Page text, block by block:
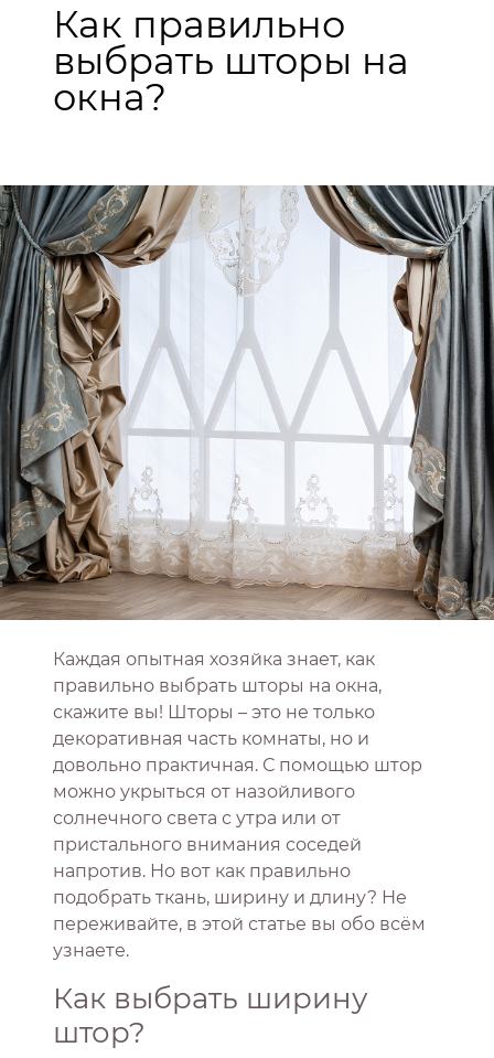
Как правильно
выбрать шторы на
окна?
Каждая опытная хозяйка знает, как
правильно выбрать шторы на окна,
скажите вы! Шторы – это не только
декоративная часть комнаты, но и
довольно практичная. С помощью штор
можно укрыться от назойливого
солнечного света с утра или от
пристального внимания соседей
напротив. Но вот как правильно
подобрать ткань, ширину и длину? Не
переживайте, в этой статье вы обо всём
узнаете.
Как выбрать ширину
штор?